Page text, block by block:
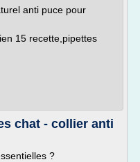
anti puce pour
15 recette,pipettes
chat - collier anti
?